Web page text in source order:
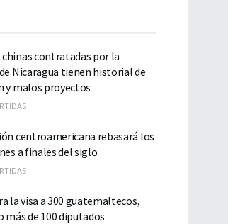
chinas contratadas por la
Nicaragua tienen historial de
y malos proyectos
centroamericana rebasará los
a finales del siglo
la visa a 300 guatemaltecos,
más de 100 diputados